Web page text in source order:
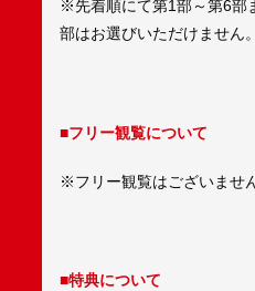
※先着順にて第1部～第6部
部はお選びいただけません。
■フリー観覧について
※フリー観覧はございませ
■特典について